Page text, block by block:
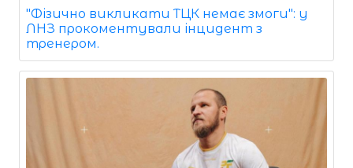
"Фізично викликати ТЦК немає змоги": у
ЛНЗ прокоментували інцидент з
тренером.